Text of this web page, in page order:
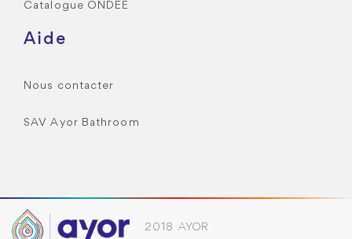
Catalogue ONDEE
Aide
Nous contacter
SAV Ayor Bathroom
2018 AYOR